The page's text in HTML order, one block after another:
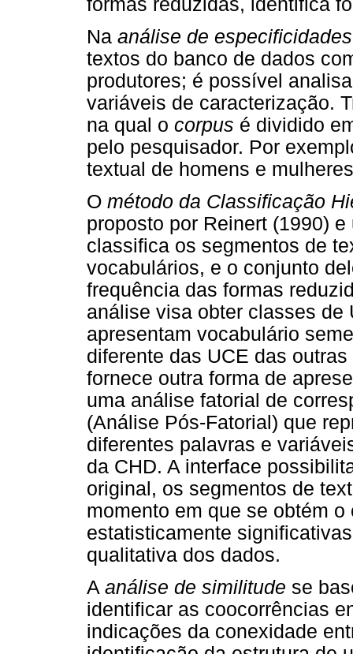
Na análise de especificidades
textos do banco de dados
produtores; é possível
variáveis de caracterização.
na qual o corpus é dividido
pelo pesquisador. Por
textual de homens e
O método da Classificação
proposto por Reinert (1990)
classifica os segmentos de
vocabulários, e o conjunto
frequência das formas
análise visa obter classes de
apresentam vocabulário
diferente das UCE das
fornece outra forma de
uma análise fatorial de
(Análise Pós-Fatorial) que
diferentes palavras e
da CHD. A interface
original, os segmentos de
momento em que se obtém
estatisticamente
qualitativa dos dados.
A análise de similitude se
identificar as coocorrências
indicações da conexidade